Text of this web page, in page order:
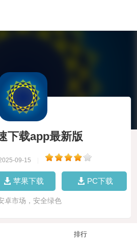
下载app最新版
09-15
苹果下载 PC下载
卓市场，安全绿色
排行